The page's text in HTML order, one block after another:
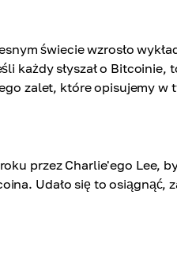
świecie wzrosło
każdy słyszał o Bitcoinie,
zalet, które opisujemy w
przez Charlie'ego Lee,
Udało się to osiągnąć,